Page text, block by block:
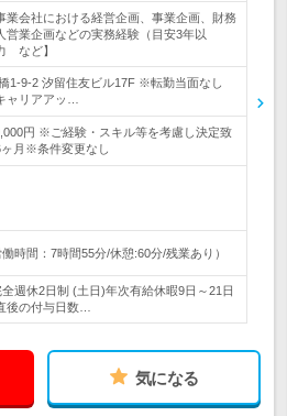
業会社における経営企画、事業企画、財務
営業企画などの実務経験（目安3年以
など】
1-9-2 汐留住友ビル17F ※転勤当面なし
ャリアアッ…
円 ※ご経験・スキル等を考慮し決定致
月※条件変更なし
時間：7時間55分/休憩:60分/残業あり）
全週休2日制 (土日)年次有給休暇9日～21日
後の付与日数…
気になる